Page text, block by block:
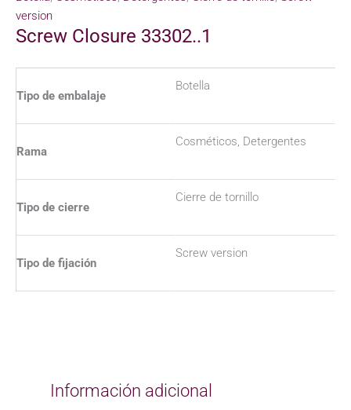
version
Screw Closure 33302..1
Tipo de embalaje
Botella
Rama
Cosméticos, Detergentes
Tipo de cierre
Cierre de tornillo
Tipo de fijación
Screw version
Información adicional